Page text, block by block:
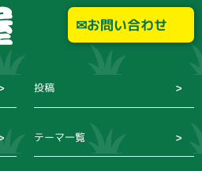
お問い合わせ
投稿
テーマ一覧